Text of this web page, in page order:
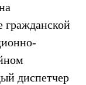
гражданской
диспетчер